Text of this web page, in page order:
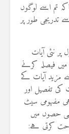
تم اسے لوگوں
تدریجی طور پر
نئی آیات
فیصلہ کرنے
مزید آیات کے
کی تفصیل اور
مفہومی سیٹ
حصوں میں
کرتی ہے: